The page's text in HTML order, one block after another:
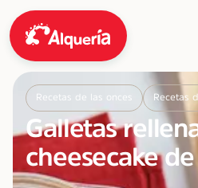
Recetas de las onces Recetas
Galletas
cheesecake